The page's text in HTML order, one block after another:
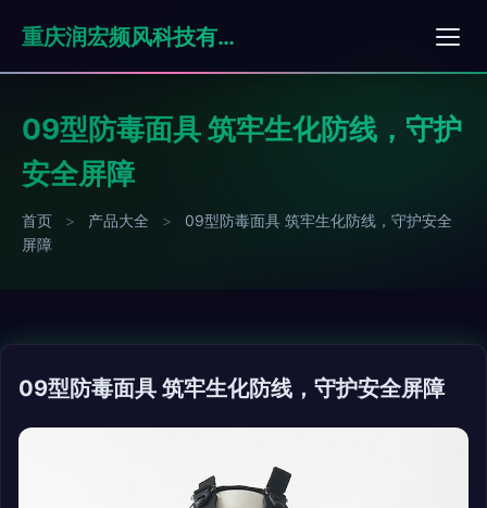
重庆润宏频风科技有限公司
09型防毒面具 筑牢生化防线，守护
安全屏障
首页 > 产品大全 >
09型防毒面具 筑牢生化防线，守护安全
屏障
09型防毒面具 筑牢生化防线，守护安全屏障